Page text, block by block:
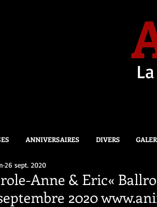
ANNIVERSAIRES DIVERS
Anne & Eric«
2020
26 sept. 2020